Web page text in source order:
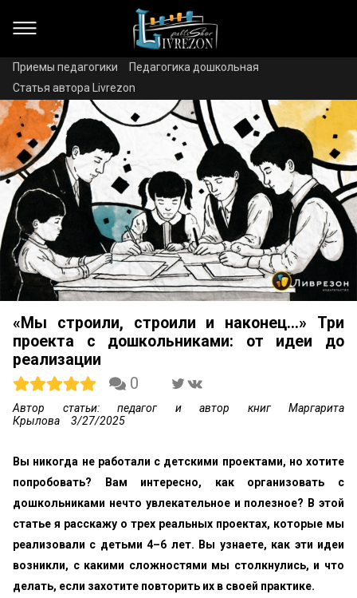
Приемы педагогики
Педагогика дошкольная
Статья автора Livrezon
«Мы строили, строили и наконец…» Три
проекта с дошкольниками: от идеи до
реализации
0
Автор статьи: педагог и автор книг Маргарита
Крылова
3/27/2025
Вы никогда не работали с детскими проектами, но хотите
попробовать? Вам интересно, как организовать с
дошкольниками нечто увлекательное и полезное? В этой
статье я расскажу о трех реальных проектах, которые мы
реализовали с детьми 4–6 лет. Вы узнаете, как эти идеи
возникли, с какими сложностями мы столкнулись, и что
делать, если захотите повторить их в своей практике.